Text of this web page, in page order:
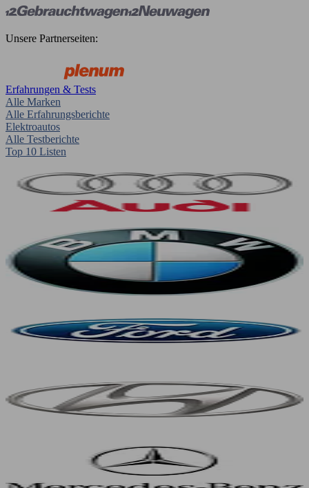
Unsere Partnerseiten:
Erfahrungen & Tests
Alle Marken
Alle Erfahrungsberichte
Elektroautos
Alle Testberichte
Top 10 Listen